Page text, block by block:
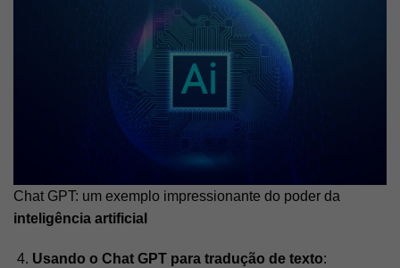
Chat GPT: um exemplo impressionante do poder da
inteligência artificial
Usando o Chat GPT para tradução de texto: